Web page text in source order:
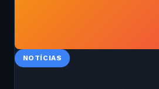
NOTÍCIAS